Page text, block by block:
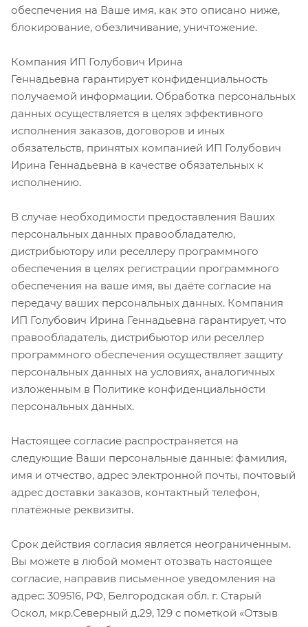
обеспечения на Ваше имя, как это описано ниже,
блокирование, обезличивание, уничтожение.
Компания ИП Голубович Ирина
Геннадьевна гарантирует конфиденциальность
получаемой информации. Обработка персональных
данных осуществляется в целях эффективного
исполнения заказов, договоров и иных
обязательств, принятых компанией ИП Голубович
Ирина Геннадьевна в качестве обязательных к
исполнению.
В случае необходимости предоставления Ваших
персональных данных правообладателю,
дистрибьютору или реселлеру программного
обеспечения в целях регистрации программного
обеспечения на ваше имя, вы даёте согласие на
передачу ваших персональных данных. Компания
ИП Голубович Ирина Геннадьевна гарантирует, что
правообладатель, дистрибьютор или реселлер
программного обеспечения осуществляет защиту
персональных данных на условиях, аналогичных
изложенным в Политике конфиденциальности
персональных данных.
Настоящее согласие распространяется на
следующие Ваши персональные данные: фамилия,
имя и отчество, адрес электронной почты, почтовый
адрес доставки заказов, контактный телефон,
платёжные реквизиты.
Срок действия согласия является неограниченным.
Вы можете в любой момент отозвать настоящее
согласие, направив письменное уведомления на
адрес: 309516, РФ, Белгородская обл. г. Старый
Оскол, мкр.Северный д.29, 129 с пометкой «Отзыв